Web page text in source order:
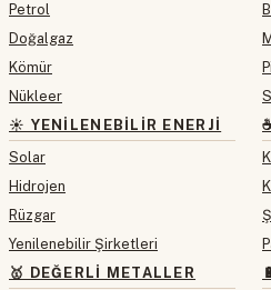
Petrol
Doğalgaz
Kömür
Nükleer
☀️ YENILENEBILIR ENERJI
Solar
Hidrojen
Rüzgar
Yenilenebilir Şirketleri
🥇 DEĞERLI METALLER